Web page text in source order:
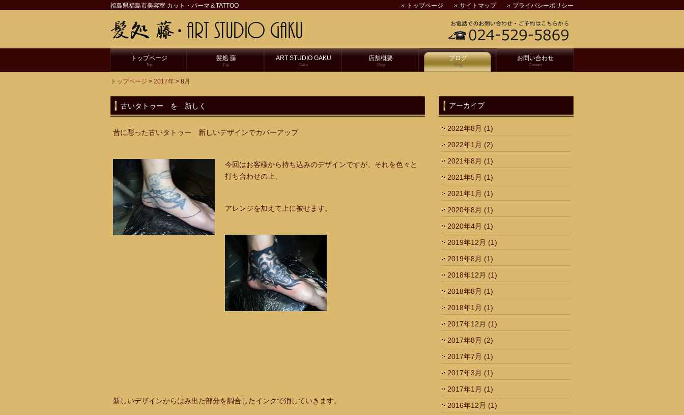
福島県福島市美容室 カット・パーマ＆TATTOO トップページ サイトマップ プライバシーポリシー
トップページ
Top
髪処 藤
Fuji
ART STUDIO GAKU
Gaku
店舗概要
Shop
ブログ
Blog
お問い合わせ
Contact
トップページ > 2017年 > 8月
古いタトゥー を 新しく
昔に彫った古いタトゥー 新しいデザインでカバーアップ
今回はお客様から持ち込みのデザインですが、それを色々と
打ち合わせの上、
アレンジを加えて上に被せます。
新しいデザインからはみ出た部分を調合したインクで消していきます。
アーカイブ
2022年8月 (1)
2022年1月 (2)
2021年8月 (1)
2021年5月 (1)
2021年1月 (1)
2020年8月 (1)
2020年4月 (1)
2019年12月 (1)
2019年8月 (1)
2018年12月 (1)
2018年8月 (1)
2018年1月 (1)
2017年12月 (1)
2017年8月 (2)
2017年7月 (1)
2017年3月 (1)
2017年1月 (1)
2016年12月 (1)